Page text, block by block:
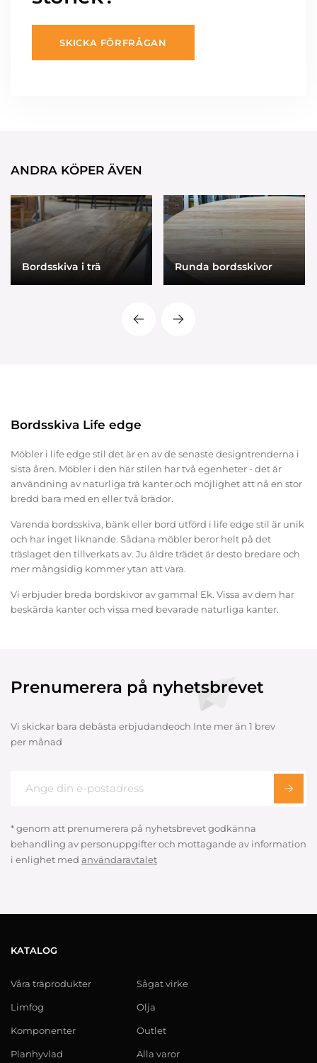
SKICKA FÖRFRÅGAN
ANDRA KÖPER ÄVEN
Bordsskiva i trä Runda bordsskivor
Bordsskiva Life edge
Möbler i life edge stil det är en av de senaste designtrenderna i
sista åren. Möbler i den här stilen har två egenheter - det är
användning av naturliga trä kanter och möjlighet att nå en stor
bredd bara med en eller två brädor.
Varenda bordsskiva, bänk eller bord utförd i life edge stil är unik
och har inget liknande. Sådana möbler beror helt på det
träslaget den tillverkats av. Ju äldre trädet är desto bredare och
mer mångsidig kommer ytan att vara.
Vi erbjuder breda bordskivor av gammal Ek. Vissa av dem har
beskärda kanter och vissa med bevarade naturliga kanter.
Prenumerera på nyhetsbrevet
Vi skickar bara debästa erbjudandeoch Inte mer än 1 brev
per månad
* genom att prenumerera på nyhetsbrevet godkänna
behandling av personuppgifter och mottagande av information
i enlighet med användaravtalet
KATALOG
Våra träprodukter
Limfog
Komponenter
Planhyvlad
Sågat virke
Olja
Outlet
Alla varor